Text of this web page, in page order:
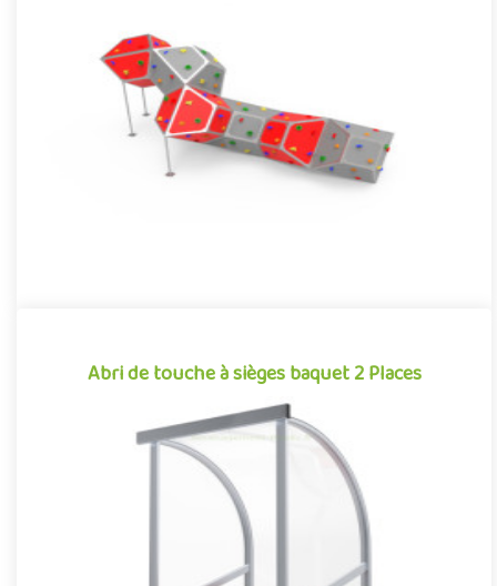
Structure d'escalade pour aménagements extérieurs, le module
de grimpe urbaine BBox6 se démarque par son caractère à la
fois ..
Offre partenaire
Abri de touche à sièges baquet 2 Places
Abri de touche à sièges baquet 2 Places
Football, rugby, baseball, hockey sur gazon… De nombreux
sports collectifs requièrent, dans leur pratique, la présence de
jou..
Offre partenaire